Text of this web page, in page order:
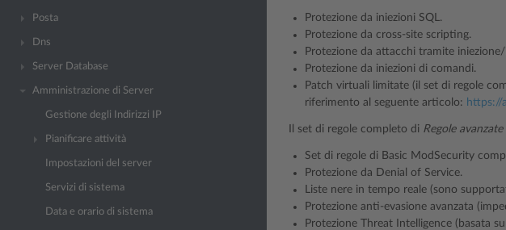
Posta
Dns
Server Database
Amministrazione di Server
Gestione degli Indirizzi IP
Pianificare attività
Impostazioni del server
Servizi di sistema
Data e orario di sistema
Protezione da iniezioni SQL.
Protezione da cross-site scripting.
Protezione da attacchi tramite
Protezione da iniezioni di comandi.
Patch virtuali limitate (il set di regole
riferimento al seguente articolo: https://
Il set di regole completo di Regole
Set di regole di Basic ModSecurity
Protezione da Denial of Service.
Liste nere in tempo reale (sono
Protezione anti-evasione avanzata
Protezione Threat Intelligence (basata